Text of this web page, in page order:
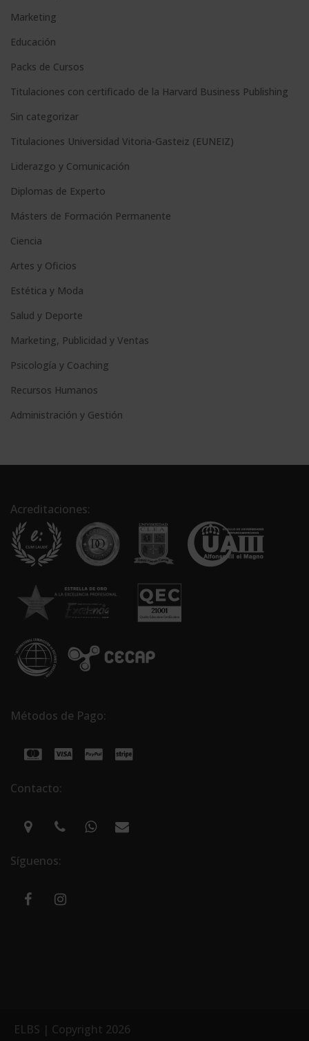
i
v
e
Marketing
Educación
Packs de Cursos
Titulaciones con certificado de la Harvard Business Publishing
Sin categorizar
Titulaciones Universidad Vitoria-Gasteiz (EUNEIZ)
Liderazgo y Comunicación
Diplomas de Experto
Másters de Formación Permanente
Ciencia
Artes y Oficios
Estética y Moda
Salud y Deporte
Marketing, Publicidad y Ventas
Psicología y Coaching
Recursos Humanos
Administración y Gestión
Acreditaciones:
Métodos de Pago:
Contacto:
Síguenos:
ELBS | Copyright 2026